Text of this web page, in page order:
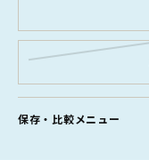
保存・比較メニュー